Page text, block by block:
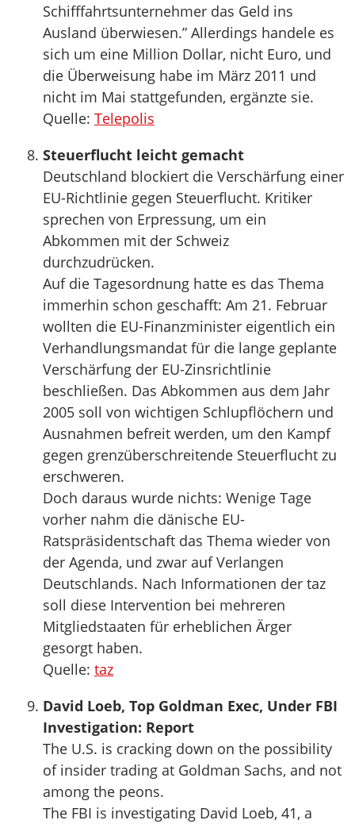
Schifffahrtsunternehmer das Geld ins
Ausland überwiesen.” Allerdings handele es
sich um eine Million Dollar, nicht Euro, und
die Überweisung habe im März 2011 und
nicht im Mai stattgefunden, ergänzte sie.
Quelle: Telepolis
Steuerflucht leicht gemacht
Deutschland blockiert die Verschärfung einer
EU-Richtlinie gegen Steuerflucht. Kritiker
sprechen von Erpressung, um ein
Abkommen mit der Schweiz
durchzudrücken.
Auf die Tagesordnung hatte es das Thema
immerhin schon geschafft: Am 21. Februar
wollten die EU-Finanzminister eigentlich ein
Verhandlungsmandat für die lange geplante
Verschärfung der EU-Zinsrichtlinie
beschließen. Das Abkommen aus dem Jahr
2005 soll von wichtigen Schlupflöchern und
Ausnahmen befreit werden, um den Kampf
gegen grenzüberschreitende Steuerflucht zu
erschweren.
Doch daraus wurde nichts: Wenige Tage
vorher nahm die dänische EU-
Ratspräsidentschaft das Thema wieder von
der Agenda, und zwar auf Verlangen
Deutschlands. Nach Informationen der taz
soll diese Intervention bei mehreren
Mitgliedstaaten für erheblichen Ärger
gesorgt haben.
Quelle: taz
David Loeb, Top Goldman Exec, Under FBI
Investigation: Report
The U.S. is cracking down on the possibility
of insider trading at Goldman Sachs, and not
among the peons.
The FBI is investigating David Loeb, 41, a